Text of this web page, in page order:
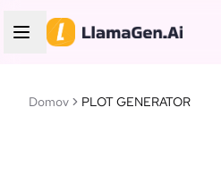
Domov PLOT GENERATOR